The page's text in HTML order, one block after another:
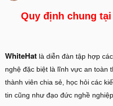
Quy định chung
WhiteHat là diễn đàn tập hợp
nghệ đặc biệt là lĩnh vực an toàn
thành viên chia sẻ, học hỏi các
tin cũng như đạo đức nghề